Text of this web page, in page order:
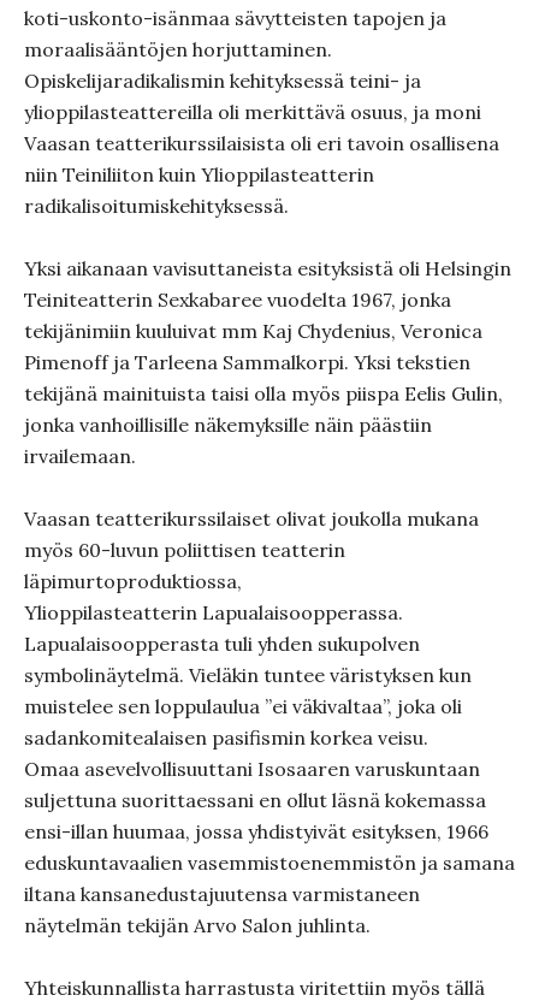
koti-uskonto-isänmaa sävytteisten tapojen ja
moraalisääntöjen horjuttaminen.
Opiskelijaradikalismin kehityksessä teini- ja
ylioppilasteattereilla oli merkittävä osuus, ja moni
Vaasan teatterikurssilaisista oli eri tavoin osallisena
niin Teiniliiton kuin Ylioppilasteatterin
radikalisoitumiskehityksessä.
Yksi aikanaan vavisuttaneista esityksistä oli Helsingin
Teiniteatterin Sexkabaree vuodelta 1967, jonka
tekijänimiin kuuluivat mm Kaj Chydenius, Veronica
Pimenoff ja Tarleena Sammalkorpi. Yksi tekstien
tekijänä mainituista taisi olla myös piispa Eelis Gulin,
jonka vanhoillisille näkemyksille näin päästiin
irvailemaan.
Vaasan teatterikurssilaiset olivat joukolla mukana
myös 60-luvun poliittisen teatterin
läpimurtoproduktiossa,
Ylioppilasteatterin Lapualaisoopperassa.
Lapualaisoopperasta tuli yhden sukupolven
symbolinäytelmä. Vieläkin tuntee väristyksen kun
muistelee sen loppulaulua ”ei väkivaltaa”, joka oli
sadankomitealaisen pasifismin korkea veisu.
Omaa asevelvollisuuttani Isosaaren varuskuntaan
suljettuna suorittaessani en ollut läsnä kokemassa
ensi-illan huumaa, jossa yhdistyivät esityksen, 1966
eduskuntavaalien vasemmistoenemmistön ja samana
iltana kansanedustajuutensa varmistaneen
näytelmän tekijän Arvo Salon juhlinta.
Yhteiskunnallista harrastusta viritettiin myös tällä